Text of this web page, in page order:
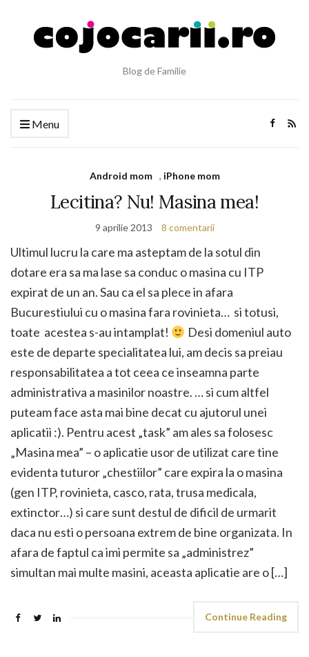
Blog de Familie
Menu
Android mom , iPhone mom
Lecitina? Nu! Masina mea!
9 aprilie 2013 8 comentarii
Ultimul lucru la care ma asteptam de la sotul din
dotare era sa ma lase sa conduc o masina cu ITP
expirat de un an. Sau ca el sa plece in afara
Bucurestiului cu o masina fara rovinieta… si totusi,
toate acestea s-au intamplat!
Desi domeniul auto
este de departe specialitatea lui, am decis sa preiau
responsabilitatea a tot ceea ce inseamna parte
administrativa a masinilor noastre. … si cum altfel
puteam face asta mai bine decat cu ajutorul unei
aplicatii :). Pentru acest „task” am ales sa folosesc
„Masina mea” – o aplicatie usor de utilizat care tine
evidenta tuturor „chestiilor” care expira la o masina
(gen ITP, rovinieta, casco, rata, trusa medicala,
extinctor…) si care sunt destul de dificil de urmarit
daca nu esti o persoana extrem de bine organizata. In
afara de faptul ca imi permite sa „administrez”
simultan mai multe masini, aceasta aplicatie are o […]
Continue Reading